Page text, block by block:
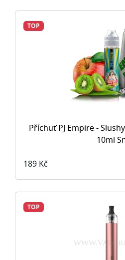
TOP
Příchuť PJ Empire -
10ml
189 Kč
TOP